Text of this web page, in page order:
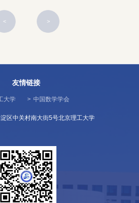
< >
友情链接
大学 > 中国数学学会
区中关村南大街5号北京理工大学